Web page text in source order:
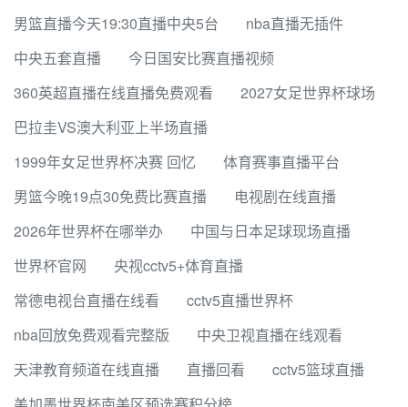
男篮直播今天19:30直播中央5台
nba直播无插件
中央五套直播
今日国安比赛直播视频
360英超直播在线直播免费观看
2027女足世界杯球场
巴拉圭VS澳大利亚上半场直播
1999年女足世界杯决赛 回忆
体育赛事直播平台
男篮今晚19点30免费比赛直播
电视剧在线直播
2026年世界杯在哪举办
中国与日本足球现场直播
世界杯官网
央视cctv5+体育直播
常德电视台直播在线看
cctv5直播世界杯
nba回放免费观看完整版
中央卫视直播在线观看
天津教育频道在线直播
直播回看
cctv5篮球直播